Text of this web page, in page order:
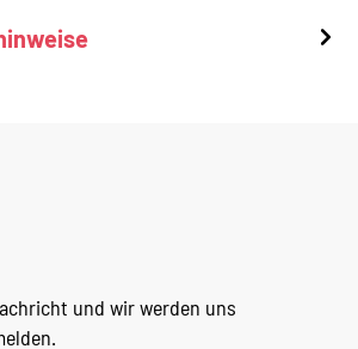
und wir werden uns